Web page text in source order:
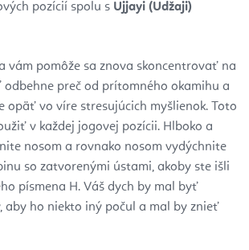
pozícií spolu s Ujjayi (Udžaji)
vám pomôže sa znova skoncentrovať na
odbehne preč od prítomného okamihu a
opäť vo víre stresujúcich myšlienok. Toto
v každej jogovej pozícii. Hlboko a
nosom a rovnako nosom vydýchnite
so zatvorenými ústami, akoby ste išli
písmena H. Váš dych by mal byť
aby ho niekto iný počul a mal by znieť